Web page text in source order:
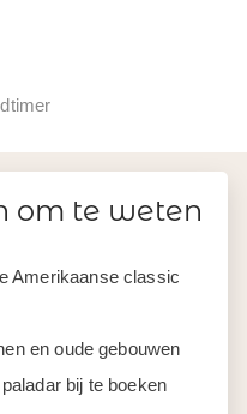
om te weten
Amerikaanse classic
en oude gebouwen
bij te boeken